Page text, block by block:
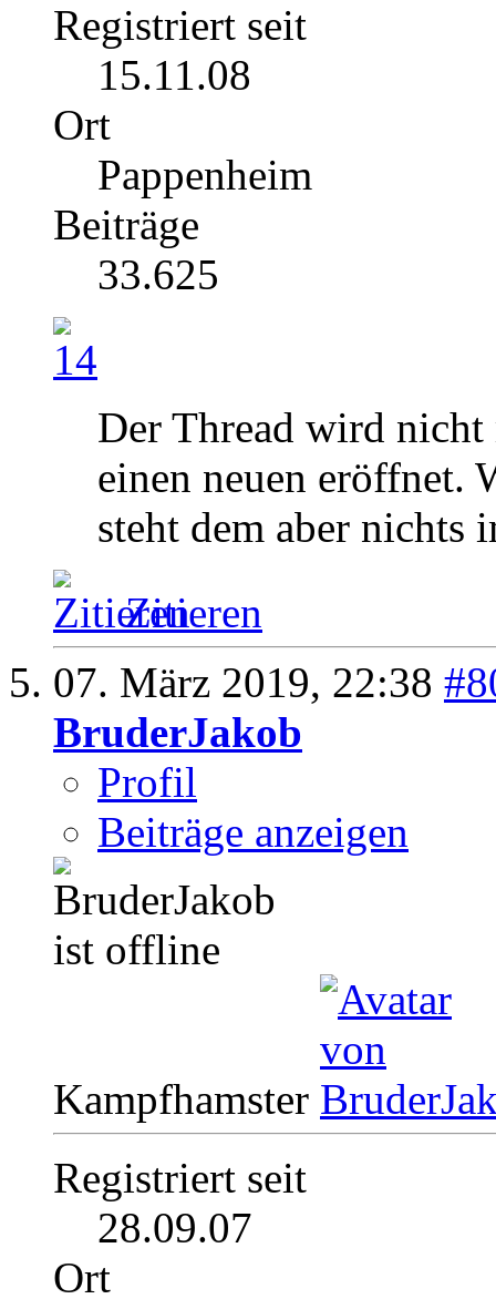
Registriert seit
15.11.08
Ort
Pappenheim
Beiträge
33.625
Der Thread wird nicht
einen neuen eröffnet.
steht dem aber nichts
Zitieren
07. März 2019, 22:38
BruderJakob
Profil
Beiträge anzeigen
Kampfhamster
Registriert seit
28.09.07
Ort